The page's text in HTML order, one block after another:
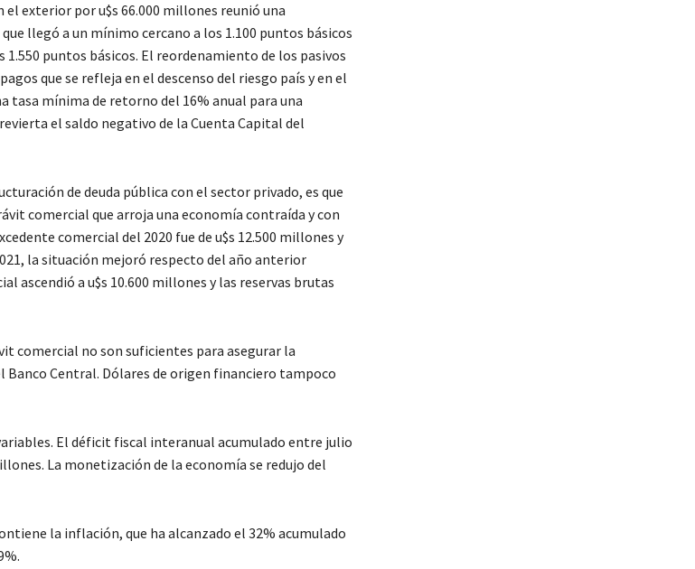
exterior por u$s 66.000 millones reunió una
llegó a un mínimo cercano a los 1.100 puntos básicos
puntos básicos. El reordenamiento de los pasivos
que se refleja en el descenso del riesgo país y en el
tasa mínima de retorno del 16% anual para una
el saldo negativo de la Cuenta Capital del
de deuda pública con el sector privado, es que
comercial que arroja una economía contraída y con
comercial del 2020 fue de u$s 12.500 millones y
la situación mejoró respecto del año anterior
ascendió a u$s 10.600 millones y las reservas brutas
comercial no son suficientes para asegurar la
Central. Dólares de origen financiero tampoco
El déficit fiscal interanual acumulado entre julio
La monetización de la economía se redujo del
la inflación, que ha alcanzado el 32% acumulado